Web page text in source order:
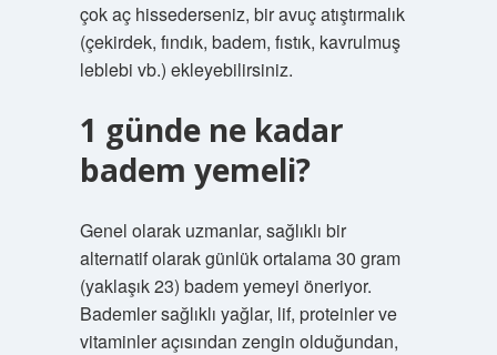
çok aç hissederseniz, bir avuç atıştırmalık
(çekirdek, fındık, badem, fıstık, kavrulmuş
leblebi vb.) ekleyebilirsiniz.
1 günde ne kadar
badem yemeli?
Genel olarak uzmanlar, sağlıklı bir
alternatif olarak günlük ortalama 30 gram
(yaklaşık 23) badem yemeyi öneriyor.
Bademler sağlıklı yağlar, lif, proteinler ve
vitaminler açısından zengin olduğundan,